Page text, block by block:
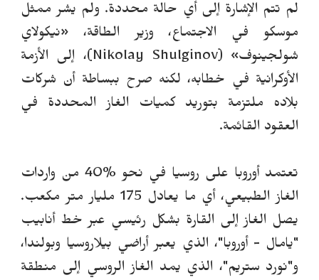
لم تتم الإشارة إلى أي حالة محددة. ولم يشر ممثل
موسكو في الاجتماع، وزير الطاقة،«نيكولاي
شولجينوف»
(
Nikolay Shulginov)، إلى الأزمة
الأوكرانية في خطابه، لكنه صرح ببساطة أن شركات
بلاده ملتزمة بتوريد كميات الغاز المحددة في
العقود القائمة.
تعتمد أوروبا على روسيا في ن
حو %40 من واردات
الغاز الطبيعي، أي ما يعادل 175 مليار متر مكعب.
يصل الغاز إلى القارة بشكل رئيسي عبر خط أنابيب
"يامال - أوروبا"، الذي يعبر أراضي بيلاروسيا وبولندا،
و"نورد ستريم"، الذي يمد الغاز الروسي إلى منطقة